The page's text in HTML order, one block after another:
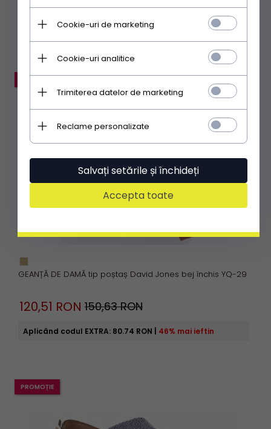
Aplicând codul EXTRA: 67.65 RON 64% mai ieftin
GEANȚĂ DE DAMĂ tip poștaș David Jones bej închis YQ-29
120,51 RON 150,63 RON
Aplicând codul EXTRA: 80.74 RON 46% mai ieftin
PROMOȚIE
Cookie-uri de marketing
Cookie-uri analitice
Trimiterea datelor de marketing
Reclame personalizate
Salvați setările și închideți
Accepta toate